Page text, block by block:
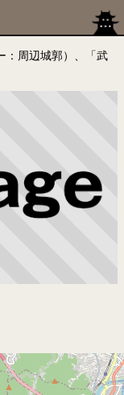
：周辺城郭）、「武